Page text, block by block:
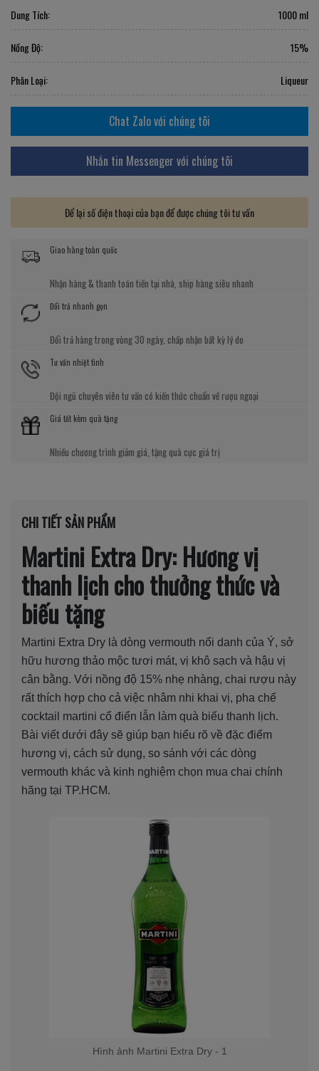
Dung Tích: 1000 ml
Nồng Độ: 15%
Phân Loại: Liqueur
Chat Zalo với chúng tôi
Nhắn tin Messenger với chúng tôi
Để lại số điện thoại của bạn để được chúng tôi tư vấn
Giao hàng toàn quốc
Nhận hàng & thanh toán tiền tại nhà, ship hàng siêu nhanh
Đổi trả nhanh gọn
Đổi trả hàng trong vòng 30 ngày, chấp nhận bất kỳ lý do
Tư vấn nhiệt tình
Đội ngũ chuyên viên tư vấn có kiến thức chuẩn về rượu ngoại
Giá tốt kèm quà tặng
Nhiều chương trình giảm giá, tặng quà cực giá trị
CHI TIẾT SẢN PHẨM
Martini Extra Dry: Hương vị
thanh lịch cho thưởng thức và
biếu tặng
Martini Extra Dry là dòng vermouth nổi danh của Ý, sở
hữu hương thảo mộc tươi mát, vị khô sạch và hậu vị
cân bằng. Với nồng độ 15% nhẹ nhàng, chai rượu này
rất thích hợp cho cả việc nhâm nhi khai vị, pha chế
cocktail martini cổ điển lẫn làm quà biếu thanh lịch.
Bài viết dưới đây sẽ giúp bạn hiểu rõ về đặc điểm
hương vị, cách sử dụng, so sánh với các dòng
vermouth khác và kinh nghiệm chọn mua chai chính
hãng tại TP.HCM.
Hình ảnh Martini Extra Dry - 1